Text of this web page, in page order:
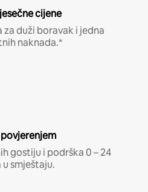
cijene
za duži boravak i jedna
naknada.*
gostiju i podrška 0 – 24
smještaju.